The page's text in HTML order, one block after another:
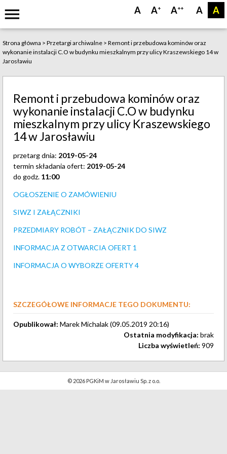
menu A
A
A++
A+
A
Strona główna > Przetargi archiwalne > Remont i przebudowa kominów oraz
wykonanie instalacji C.O w budynku mieszkalnym przy ulicy Kraszewskiego 14 w
Jarosławiu
Remont i przebudowa kominów oraz
wykonanie instalacji C.O w budynku
mieszkalnym przy ulicy Kraszewskiego
14 w Jarosławiu
przetarg dnia: 2019-05-24
termin składania ofert: 2019-05-24
do godz. 11:00
OGŁOSZENIE O ZAMÓWIENIU
SIWZ I ZAŁĄCZNIKI
PRZEDMIARY ROBÓT – ZAŁĄCZNIK DO SIWZ
INFORMACJA Z OTWARCIA OFERT 1
INFORMACJA O WYBORZE OFERTY 4
SZCZEGÓŁOWE INFORMACJE TEGO DOKUMENTU:
Opublikował: Marek Michalak (09.05.2019 20:16)
Ostatnia modyfikacja: brak
Liczba wyświetleń: 909
© 2026 PGKiM w Jarosławiu Sp. z o.o.